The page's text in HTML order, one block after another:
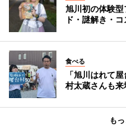
旭川初の体験
ド・謎解き・
食べる
「旭川はれて
村太蔵さんも来
も